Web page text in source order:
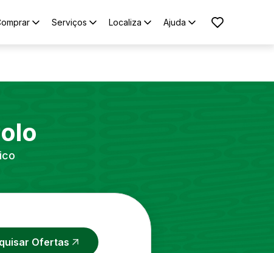
Serviços Localiza Ajuda
Ofertas